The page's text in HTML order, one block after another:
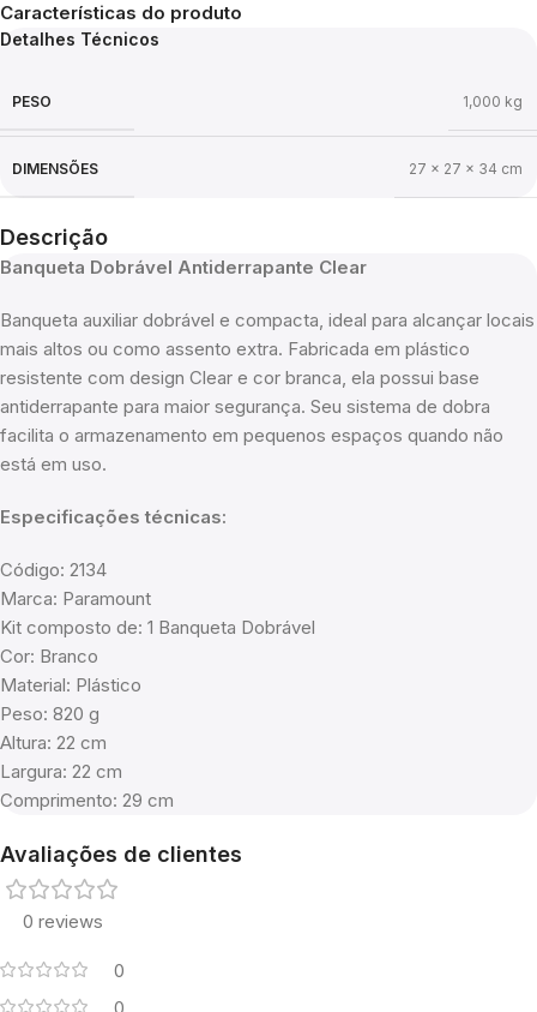
Características do produto
Detalhes Técnicos
PESO 1,000 kg
DIMENSÕES 27 × 27 × 34 cm
Descrição
Banqueta Dobrável Antiderrapante Clear
Banqueta auxiliar dobrável e compacta, ideal para alcançar locais
mais altos ou como assento extra. Fabricada em plástico
resistente com design Clear e cor branca, ela possui base
antiderrapante para maior segurança. Seu sistema de dobra
facilita o armazenamento em pequenos espaços quando não
está em uso.
Especificações técnicas:
Código: 2134
Marca: Paramount
Kit composto de: 1 Banqueta Dobrável
Cor: Branco
Material: Plástico
Peso: 820 g
Altura: 22 cm
Largura: 22 cm
Comprimento: 29 cm
Avaliações de clientes
0 reviews
0